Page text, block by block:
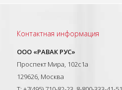
Контактная информация
ООО «РАВАК РУС»
Проспект Мира, 102с1а
129626, Москва